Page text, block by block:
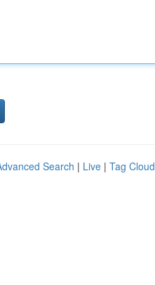
Search | Live | Tag Cloud